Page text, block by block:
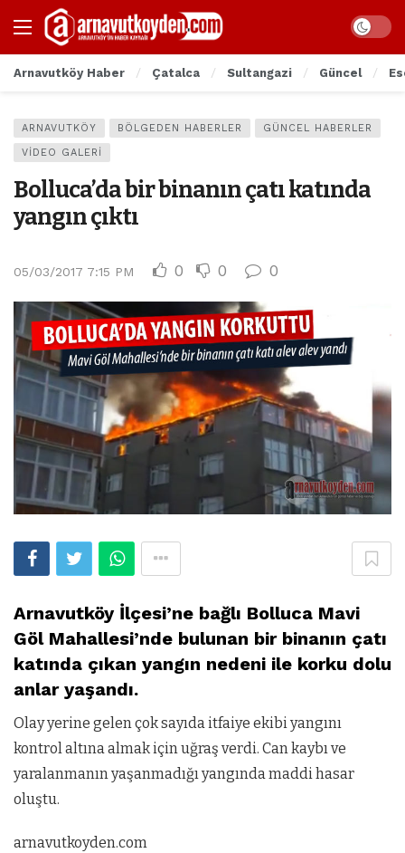
Arnavutköy Haber Çatalca Sultangazi Güncel
ARNAVUTKÖY BÖLGEDEN HABERLER GÜNCEL HABERLER
VIDEO GALERI
Bolluca’da bir binanın çatı katında
yangın çıktı
05/03/2017 7:15 PM 0 0 0
Arnavutköy İlçesi’ne bağlı Bolluca Mavi
Göl Mahallesi’nde bulunan bir binanın çatı
katında çıkan yangın nedeni ile korku dolu
anlar yaşandı.
Olay yerine gelen çok sayıda itfaiye ekibi yangını
kontrol altına almak için uğraş verdi. Can kaybı ve
yaralanmanın yaşanmadığı yangında maddi hasar
oluştu.
arnavutkoyden.com